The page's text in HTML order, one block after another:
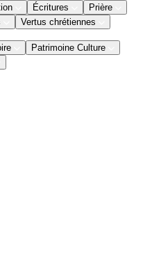
Écritures
Prière
Vertus chrétiennes
Patrimoine Culture